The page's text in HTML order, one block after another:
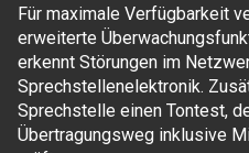
Für maximale Verfügbarkeit
erweiterte
erkennt Störungen im
Sprechstellenelektronik.
Sprechstelle einen Tontest,
Übertragungsweg inklusive